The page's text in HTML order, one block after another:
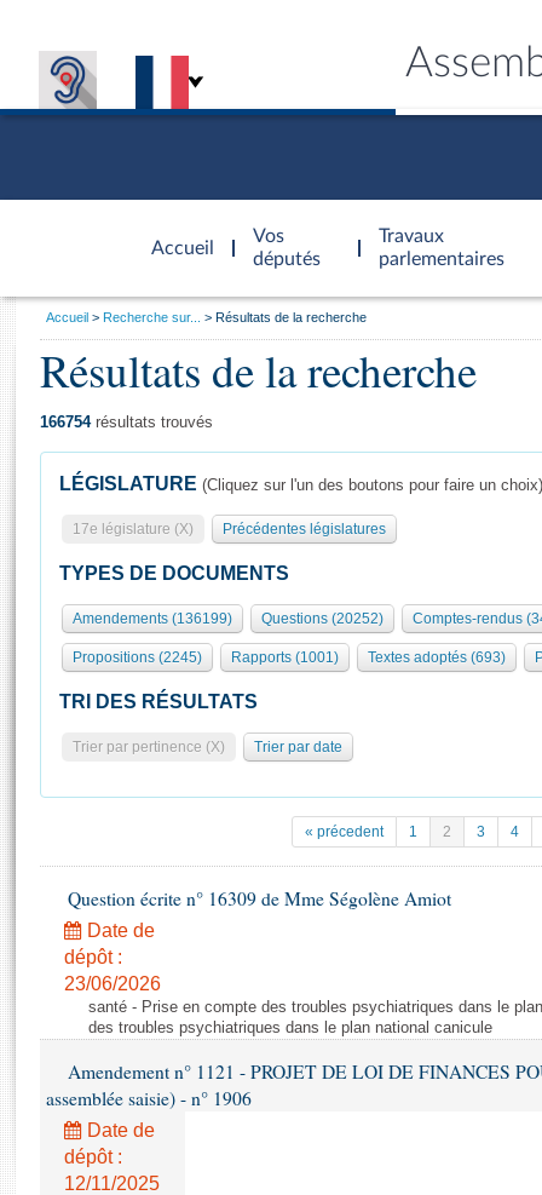
Accueil
d'accueil
Vos
députés
Travaux
parlementaires
Présidence
577 députés
Groupes politiques
Séance publique
Commissions et autres organes
Europe et International
Pétitions
Projets de loi
Propositions de loi
Amendements
Textes adoptés
Rapports législatifs
Rapports sur l'application des lois
Baromètre de l’application des lois
Général
Rôle et pouvoirs de l'Assemblée
Organisation de l'Assemblée
Présidence Conférence des Présidents Bureau Collège des
Statistiques et chiffres clés
( Constitution | Règlement de l'Assemblée ... )
Histoire
Juniors
Anciennes législatures
Visiter l'Assemblée
Visite virtuelle du palais Bourbon
Assister à une séance
Contacts et plan d'accès
Photos libres de droit
Vous
Accueil Recherche sur... Résultats de la recherche
Résultats de la recherche
166754résultats trouvés
LÉGISLATURE (Cliquez sur l'un des boutons pour faire un choix)
17e législature (X) Précédentes législatures
TYPES DE DOCUMENTS
Amendements (136199) Questions (20252) Comptes-rendus
Propositions (2245) Rapports (1001) Textes adoptés (693)
TRI DES RÉSULTATS
Trier par pertinence (X) Trier par date
« précedent 1 2 3 4
Question écrite n° 16309 de Mme Ségolène Amiot
Date de
dépôt :
23/06/2026
santé - Prise en compte des troubles psychiatriques dans le
des troubles psychiatriques dans le plan national canicule
Amendement n° 1121 - PROJET DE LOI DE FINANCES
assemblée saisie) - n° 1906
Date de
dépôt :
12/11/2025